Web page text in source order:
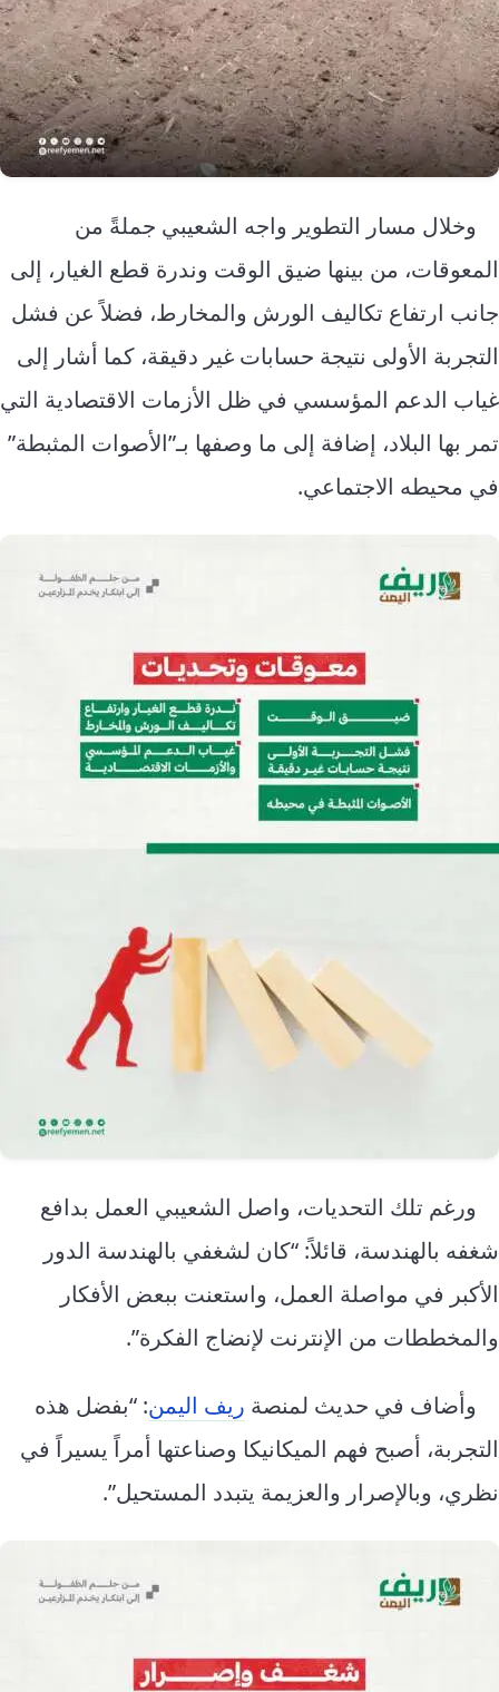
وخلال مسار التطوير واجه الشعيبي جملةً من
المعوقات، من بينها ضيق الوقت وندرة قطع الغيار، إلى
جانب ارتفاع تكاليف الورش والمخارط، فضلاً عن فشل
التجربة الأولى نتيجة حسابات غير دقيقة، كما أشار إلى
غياب الدعم المؤسسي في ظل الأزمات الاقتصادية التي
تمر بها البلاد، إضافة إلى ما وصفها بـ”الأصوات المثبطة”
في محيطه الاجتماعي.
ورغم تلك التحديات، واصل الشعيبي العمل بدافع
شغفه بالهندسة، قائلاً: “كان لشغفي بالهندسة الدور
الأكبر في مواصلة العمل، واستعنت ببعض الأفكار
والمخططات من الإنترنت لإنضاج الفكرة”.
وأضاف في حديث لمنصة ريف اليمن: “بفضل هذه
التجربة، أصبح فهم الميكانيكا وصناعتها أمراً يسيراً في
نظري، وبالإصرار والعزيمة يتبدد المستحيل”.